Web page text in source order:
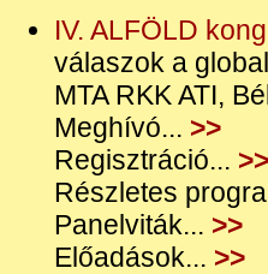
IV. ALFÖLD
válaszok a
MTA RKK ATI,
Meghívó... >>
Regisztráció... >>
Részletes
Panelviták... >>
Előadások... >>